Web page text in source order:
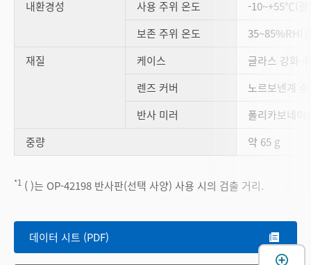
내환경성 사용 주위 온도
-10~+55℃(결
보존 주위 온도
35~85%RH(
재질
케이스
글라스 강화
렌즈 커버
노르보넨계
반사 미러
폴리카보네이
중량
약 65 g
*1 ( )는 OP-42198 반사판(선택 사양) 사용 시의 검출 거리.
데이터 시트 (PDF)